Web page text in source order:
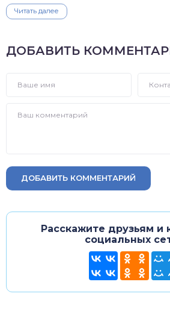
Читать далее
ДОБАВИТЬ
ДОБАВИТЬ КОММЕНТАРИЙ
Расскажите друзьям и
социальных